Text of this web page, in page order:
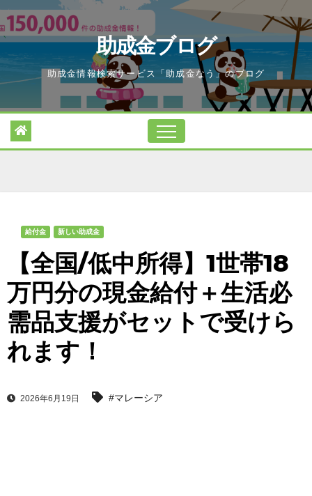
Skip
to
content
助成金ブログ
助成金情報検索サービス「助成金なう」のブログ
給付金 新しい助成金
【全国/低中所得】1世帯18
万円分の現金給付＋生活必
需品支援がセットで受けら
れます！
2026年6月19日 #マレーシア